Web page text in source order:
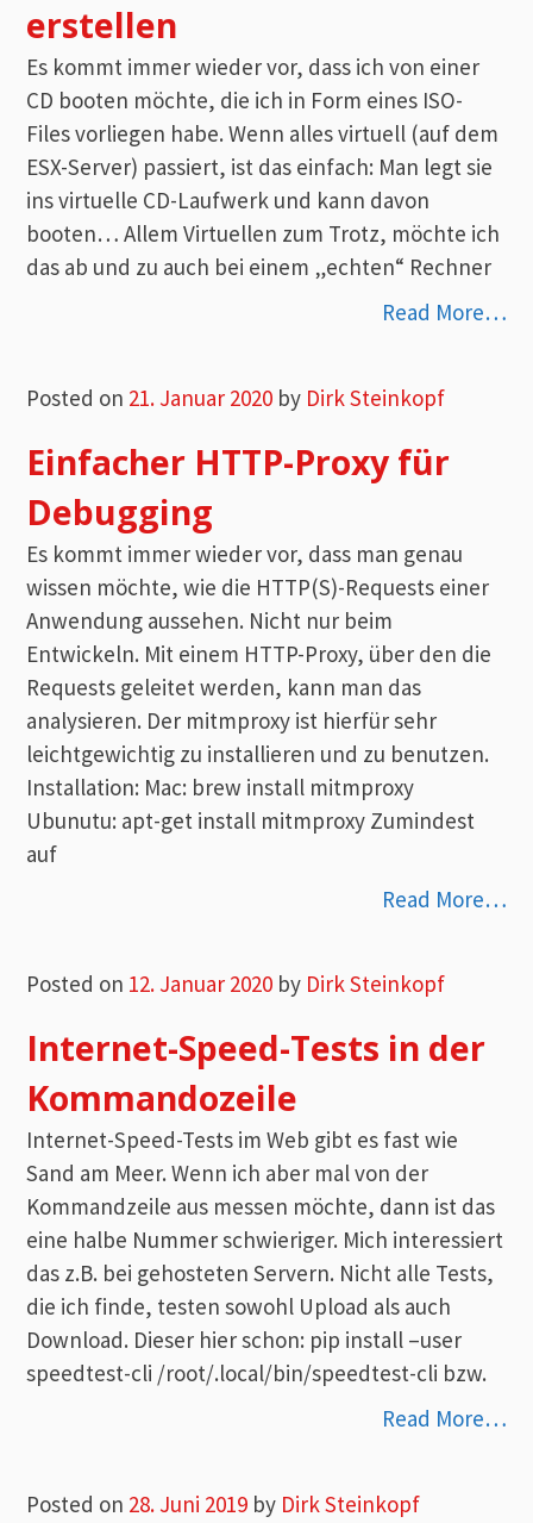
erstellen
Es kommt immer wieder vor, dass ich von einer
CD booten möchte, die ich in Form eines ISO-
Files vorliegen habe. Wenn alles virtuell (auf dem
ESX-Server) passiert, ist das einfach: Man legt sie
ins virtuelle CD-Laufwerk und kann davon
booten… Allem Virtuellen zum Trotz, möchte ich
das ab und zu auch bei einem „echten“ Rechner
Read More…
Posted on 21. Januar 2020 by Dirk Steinkopf
Einfacher HTTP-Proxy für
Debugging
Es kommt immer wieder vor, dass man genau
wissen möchte, wie die HTTP(S)-Requests einer
Anwendung aussehen. Nicht nur beim
Entwickeln. Mit einem HTTP-Proxy, über den die
Requests geleitet werden, kann man das
analysieren. Der mitmproxy ist hierfür sehr
leichtgewichtig zu installieren und zu benutzen.
Installation: Mac: brew install mitmproxy
Ubunutu: apt-get install mitmproxy Zumindest
auf
Read More…
Posted on 12. Januar 2020 by Dirk Steinkopf
Internet-Speed-Tests in der
Kommandozeile
Internet-Speed-Tests im Web gibt es fast wie
Sand am Meer. Wenn ich aber mal von der
Kommandzeile aus messen möchte, dann ist das
eine halbe Nummer schwieriger. Mich interessiert
das z.B. bei gehosteten Servern. Nicht alle Tests,
die ich finde, testen sowohl Upload als auch
Download. Dieser hier schon: pip install –user
speedtest-cli /root/.local/bin/speedtest-cli bzw.
Read More…
Posted on 28. Juni 2019 by Dirk Steinkopf